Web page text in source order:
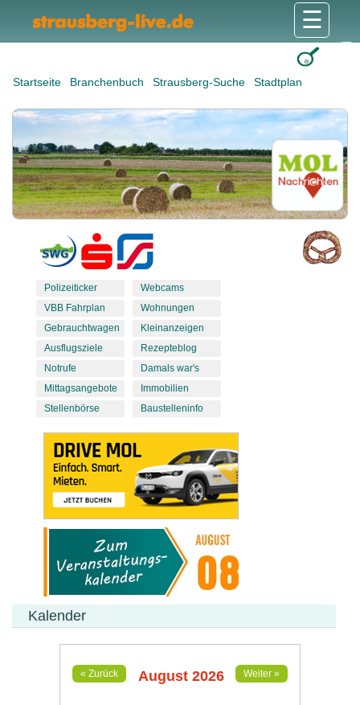
Startseite Branchenbuch Strausberg-Suche Stadtplan
☰
Polizeiticker
VBB Fahrplan
Gebrauchtwagen
Ausflugsziele
Notrufe
Mittagsangebote
Stellenbörse
Webcams
Wohnungen
Kleinanzeigen
Rezepteblog
Damals war's
Immobilien
Baustelleninfo
Kalender
« Zurück August 2026 Weiter »